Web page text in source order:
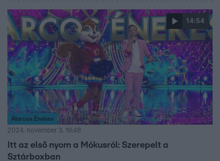
14:54
Álarcos Énekes
2024. november 3. 19:48
Itt az első nyom a Mókusról: Szerepelt a
Sztárboxban